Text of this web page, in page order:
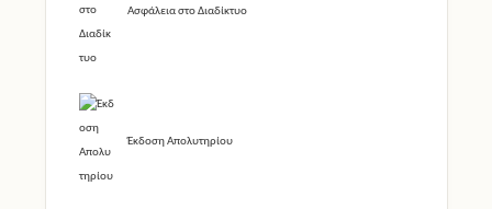
Ασφάλεια στο Διαδίκτυο
Έκδοση Απολυτηρίου